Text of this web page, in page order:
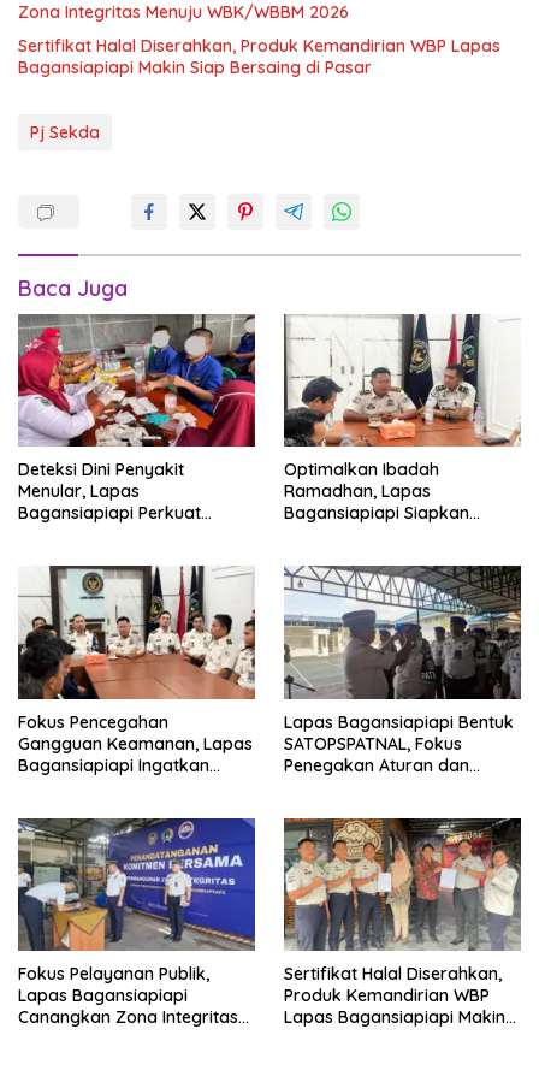
Zona Integritas Menuju WBK/WBBM 2026
Sertifikat Halal Diserahkan, Produk Kemandirian WBP Lapas
Bagansiapiapi Makin Siap Bersaing di Pasar
Pj Sekda
Baca Juga
Deteksi Dini Penyakit
Menular, Lapas
Bagansiapiapi Perkuat
Optimalkan Ibadah
Ramadhan, Lapas
Bagansiapiapi Siapkan
Fokus Pencegahan
Gangguan Keamanan, Lapas
Bagansiapiapi Ingatkan
Lapas Bagansiapiapi Bentuk
SATOPSPATNAL, Fokus
Penegakan Aturan dan
Fokus Pelayanan Publik,
Lapas Bagansiapiapi
Canangkan Zona Integritas
Sertifikat Halal Diserahkan,
Produk Kemandirian WBP
Lapas Bagansiapiapi Makin